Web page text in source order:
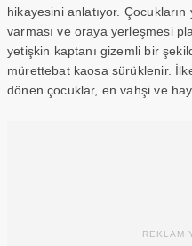
hikayesini anlatıyor.
varması ve oraya yerleşmesi
yetişkin kaptanı gizemli bir
mürettebat kaosa sürüklenir.
dönen çocuklar, en vahşi ve
REKLAM